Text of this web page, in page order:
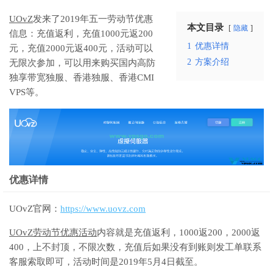
本文目录 隐藏
1 优惠详情
2 方案介绍
UOvZ发来了2019年五一劳动节优惠
信息：充值返利，充值1000元返200
元，充值2000元返400元，活动可以
无限次参加，可以用来购买国内高防
独享带宽独服、香港独服、香港CMI
VPS等。
优惠详情
UOvZ官网： https://www.uovz.com
UOvZ劳动节优惠活动内容就是充值返利，1000返200，2000返
400，上不封顶，不限次数，充值后如果没有到账则发工单联系
客服索取即可，活动时间是2019年5月4日截至。